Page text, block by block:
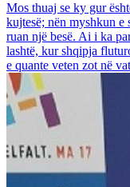
Mos thuaj se ky gur
kujtesë; nën myshkun e
ruan një besë. Ai i ka
lashtë, kur shqipja
e quante veten zot në